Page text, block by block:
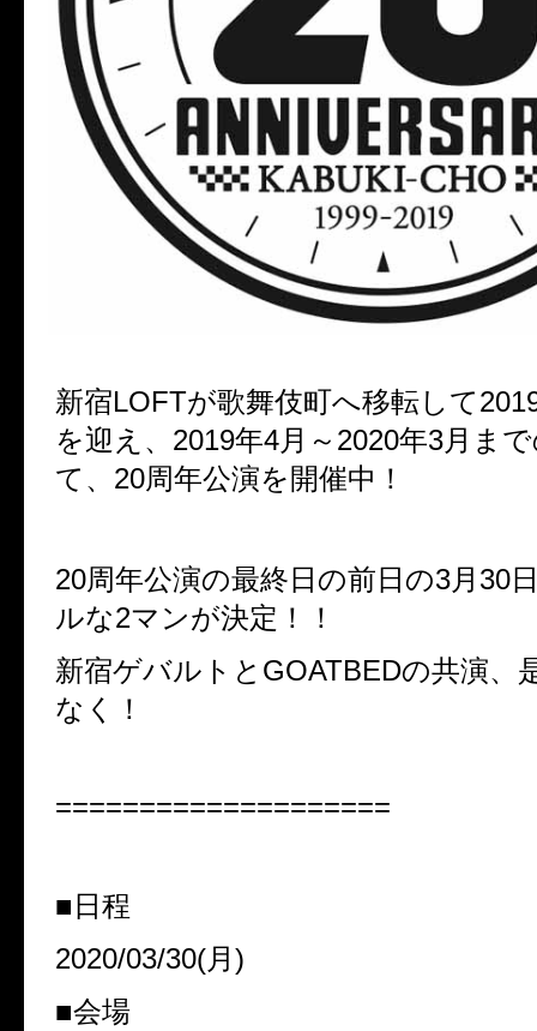
新宿LOFTが歌舞伎町へ移転して
を迎え、2019年4月～2020年3月ま
て、20周年公演を開催中！
20周年公演の最終日の前日の3月30
ルな2マンが決定！！
新宿ゲバルトとGOATBEDの共演、
なく！
====================
■日程
2020/03/30(月)
■会場